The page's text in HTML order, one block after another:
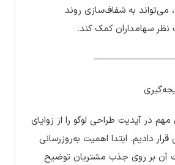
می‌تواند به شفاف‌سازی روند
سهامداران کمک کند.
در آپدیت طراحی لوگو را از زوایای
دادیم. ابتدا اهمیت به‌روزرسانی
آن بر روی جذب مشتریان توضیح